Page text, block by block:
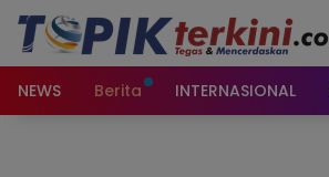
Langsung
konten
NEWS
Berita INTERNASIONAL